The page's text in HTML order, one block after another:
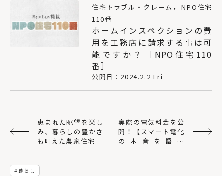
住宅トラブル・クレーム ，NPO住宅
110番
ホームインスペクションの費
用を工務店に請求する事は可
能ですか？［NPO住宅110
番］
公開日：2024.2.2 Fri
恵まれた眺望を楽し
み、暮らしの豊かさ
も叶えた農家住宅
実際の電気料金を公
開！【スマート電化
の本音を語る
vol.2】
暮らし